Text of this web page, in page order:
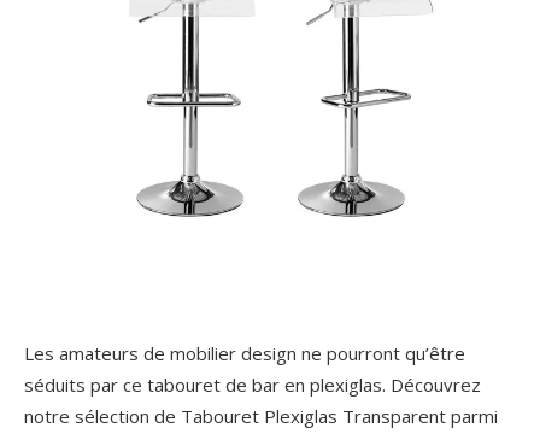
Les amateurs de mobilier design ne pourront qu’être
séduits par ce tabouret de bar en plexiglas. Découvrez
notre sélection de Tabouret Plexiglas Transparent parmi